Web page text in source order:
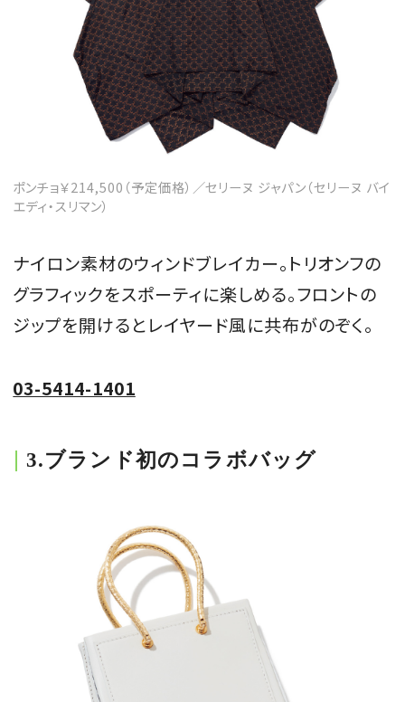
ポンチョ￥214,500（予定価格）／セリーヌ ジャパン（セリーヌ バイ
エディ・スリマン）
ナイロン素材のウィンドブレイカー。トリオンフの
グラフィックをスポーティに楽しめる。フロントの
ジップを開けるとレイヤード風に共布がのぞく。
03-5414-1401
3.ブランド初のコラボバッグ